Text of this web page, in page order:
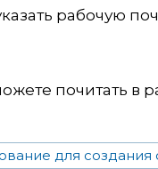
рабочую
почитать в
для создания